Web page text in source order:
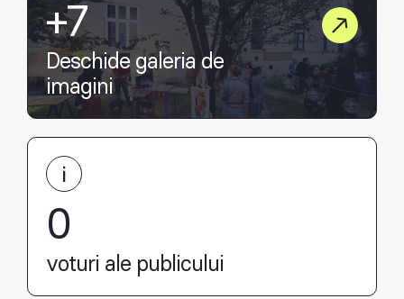
+7
Deschide galeria de
imagini
0
voturi ale publicului